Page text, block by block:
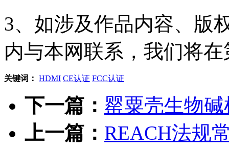
3、如涉及作品内容、版
内与本网联系，我们将
关键词： HDMI CE认证 FCC认证
下一篇： 罂粟壳生物
上一篇： REACH法规